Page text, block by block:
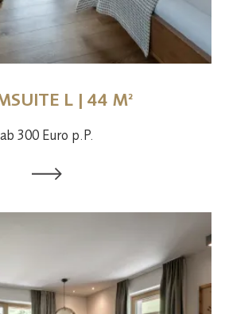
L | 44 M²
ab 300 Euro p.P.